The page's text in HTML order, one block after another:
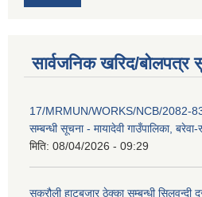
सार्वजनिक खरिद/बोलपत्र
17/MRMUN/WORKS/NCB/2082-83
सम्बन्धी सूचना - मायादेवी गाउँपालिका, बरेवा-
मिति: 08/04/2026 - 09:29
सुक्रौली हाटबजार ठेक्का सम्बन्धी सिलवन्दी